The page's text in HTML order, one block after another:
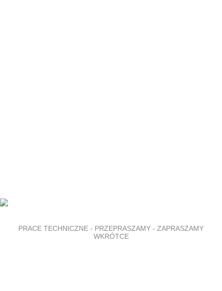
PRACE TECHNICZNE - PRZEPRASZAMY - ZAPRASZAMY
WKRÓTCE